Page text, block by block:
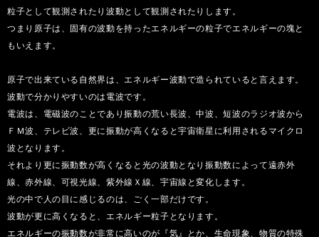
粒子として観測されたり波動として観測されたりします。
つまり原子は、固有の波動を持ったエネルギーの粒子でエネルギーの塊と
もいえます。
原子で出来ている自然界は、エネルギー波動で造られていると言えます。
波動で分かりやすいのは電波です。
電波は、電磁波のことであり振動の荒い長波、中波、短波のラジオ波から
ＦＭ波、テレビ波、更に振動が高くなると宇宙衛星に利用されるマイクロ
波となります。
それより更に振動数が高くなると光の波動となり振動数によって遠赤外
線、赤外線、可視光線、紫外線Ｘ線、宇宙線と変化します。
光の中で人の目に感じるのは、ごく一部だけです。
波動が更に高くなると、エネルギー粒子となります。
エネルギーの振動数が非常に高いのが『気』とか、生命現象、物質の特殊